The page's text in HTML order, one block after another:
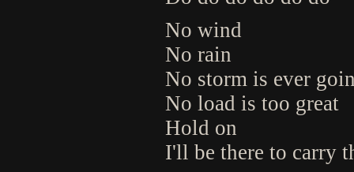
No wind
No rain
No storm is ever
No load is too great
Hold on
I'll be there to carry